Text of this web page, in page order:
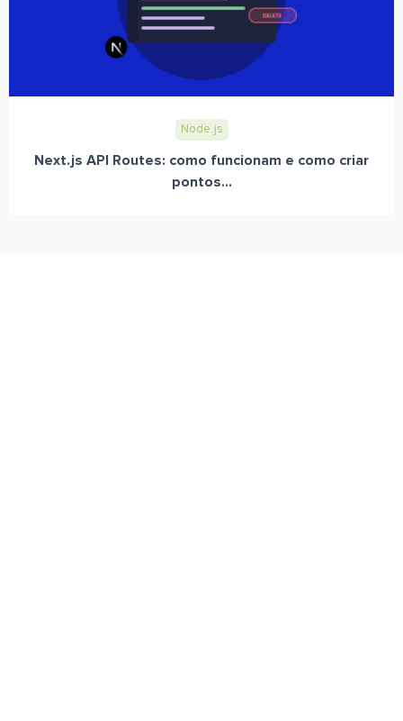
Node.js
Next.js API Routes: como funcionam e como criar
pontos...